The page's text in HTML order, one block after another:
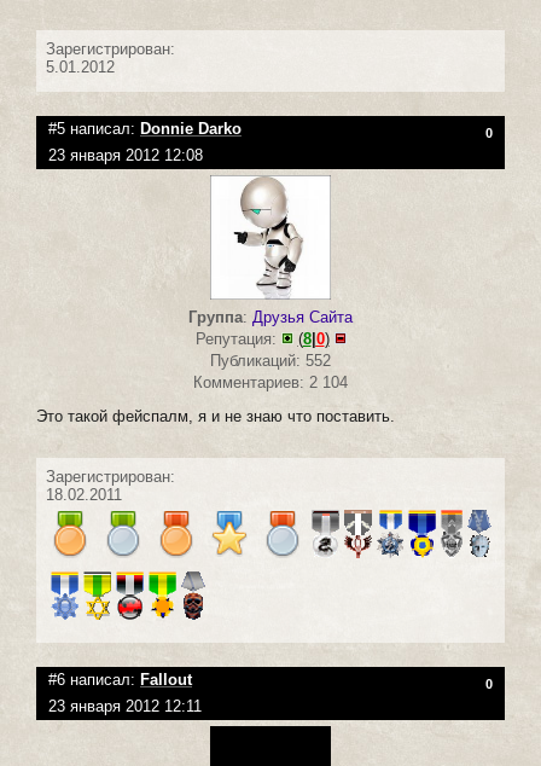
Зарегистрирован:
5.01.2012
#5 написал: Donnie Darko 0
23 января 2012 12:08
Группа: Друзья Сайта
Репутация:
(8|0)
Публикаций: 552
Комментариев: 2 104
Это такой фейспалм, я и не знаю что поставить.
Зарегистрирован:
18.02.2011
#6 написал: Fallout 0
23 января 2012 12:11